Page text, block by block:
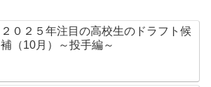
２０２５年注目の高校生のドラフト候
補（10月）～投手編～